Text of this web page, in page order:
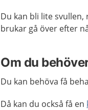
Du kan bli lite
brukar gå över efter
Om du
Du kan behöva få
Då kan du också få en